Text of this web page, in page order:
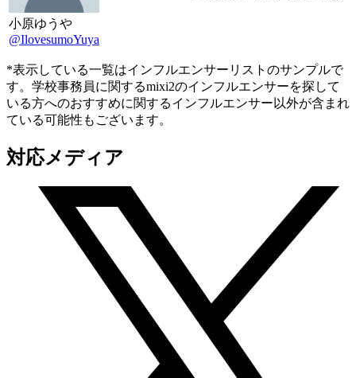
小原ゆうや
@IlovesumoYuya
*表示している一覧はインフルエンサーリストのサンプルで
す。学校事務員に関するmixi2のインフルエンサーを探して
いる方へのおすすめに関するインフルエンサー以外が含まれ
ている可能性もございます。
対応メディア